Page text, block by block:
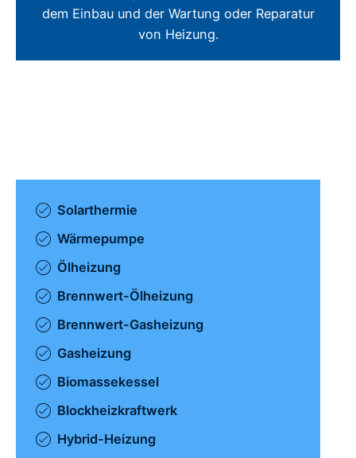
dem Einbau und der Wartung oder Reparatur
von Heizung.
Solarthermie
Wärmepumpe
Ölheizung
Brennwert-Ölheizung
Brennwert-Gasheizung
Gasheizung
Biomassekessel
Blockheizkraftwerk
Hybrid-Heizung